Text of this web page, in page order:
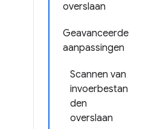
overslaan
Geavanceerde
aanpassingen
Scannen van
invoerbestan
den
overslaan